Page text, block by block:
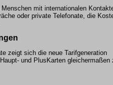
mit internationalen
oder private Telefonate, die
zeigt sich die neue Tarifgeneration
und PlusKarten gleichermaßen